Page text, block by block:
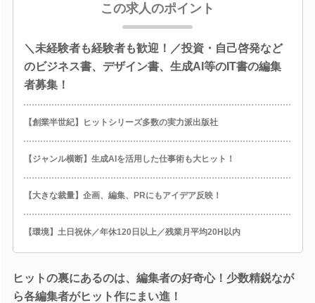
この求人のポイント
＼未経験者も経験者も歓迎！／投資・自己啓発など
のビジネス書、デザイン書、生成AI等のIT書の編集
者募集！
【創業半世紀】ヒットシリーズ多数の実力派出版社
【ジャンル横断】生成AIを活用した仕事術も大ヒット！
【大きな裁量】企画、編集、PRにもアイデア反映！
【環境】土日祝休／年休120日以上／残業月平均20H以内
ヒットの裏にあるのは、編集者の好奇心！少数精鋭なが
ら各編集者がヒット作にまい進！